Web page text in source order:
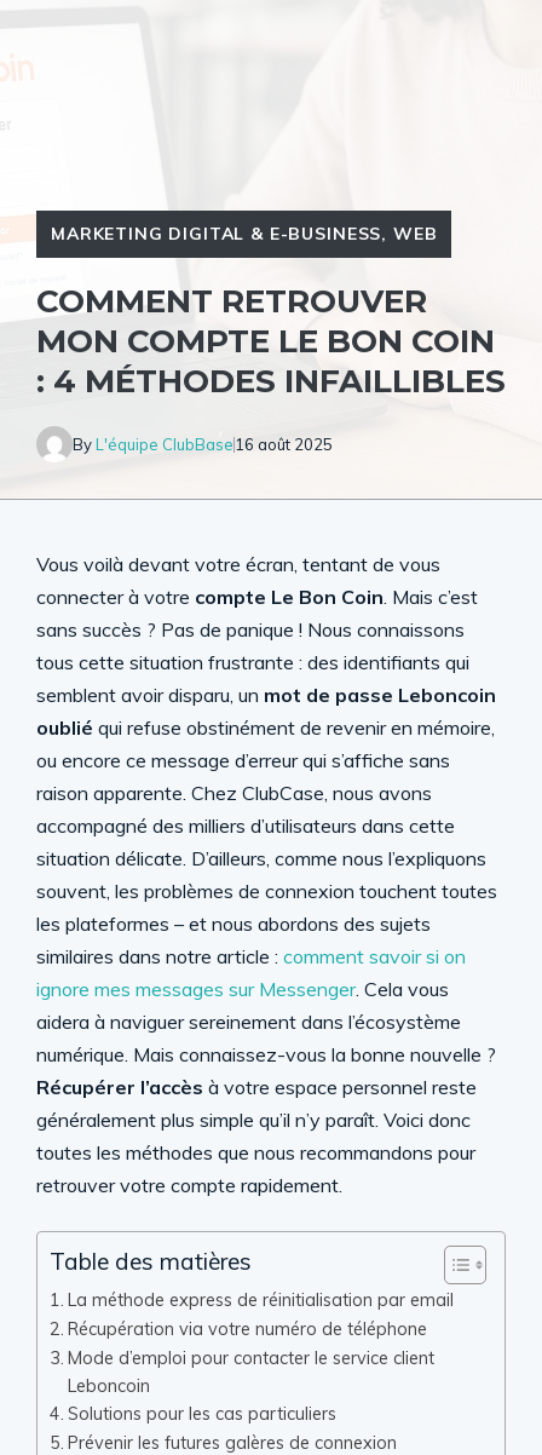
MARKETING DIGITAL & E-BUSINESS, WEB
COMMENT RETROUVER
MON COMPTE LE BON COIN
: 4 MÉTHODES INFAILLIBLES
ByL'équipe ClubBase16 août 2025
Vous voilà devant votre écran, tentant de vous
connecter à votre compte Le Bon Coin. Mais c’est
sans succès ? Pas de panique ! Nous connaissons
tous cette situation frustrante : des identifiants qui
semblent avoir disparu, un mot de passe Leboncoin
oublié qui refuse obstinément de revenir en mémoire,
ou encore ce message d’erreur qui s’affiche sans
raison apparente. Chez ClubCase, nous avons
accompagné des milliers d’utilisateurs dans cette
situation délicate. D’ailleurs, comme nous l’expliquons
souvent, les problèmes de connexion touchent toutes
les plateformes – et nous abordons des sujets
similaires dans notre article : comment savoir si on
ignore mes messages sur Messenger. Cela vous
aidera à naviguer sereinement dans l’écosystème
numérique. Mais connaissez-vous la bonne nouvelle ?
Récupérer l’accès à votre espace personnel reste
généralement plus simple qu’il n’y paraît. Voici donc
toutes les méthodes que nous recommandons pour
retrouver votre compte rapidement.
Table des matières
La méthode express de réinitialisation par email
Récupération via votre numéro de téléphone
Mode d’emploi pour contacter le service client
Leboncoin
Solutions pour les cas particuliers
Prévenir les futures galères de connexion